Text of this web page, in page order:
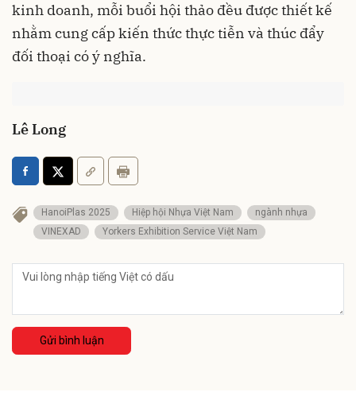
kinh doanh, mỗi buổi hội thảo đều được thiết kế
nhằm cung cấp kiến thức thực tiễn và thúc đẩy
đối thoại có ý nghĩa.
Lê Long
HanoiPlas 2025 Hiệp hội Nhựa Việt Nam
ngành nhựa
VINEXAD
Yorkers Exhibition Service Việt Nam
Gửi bình luận